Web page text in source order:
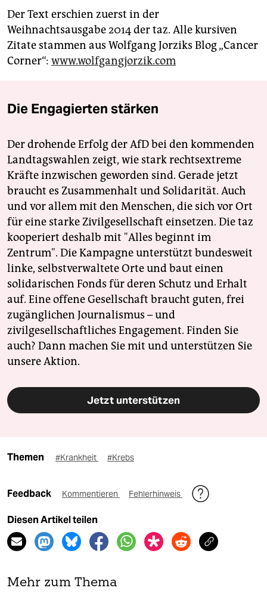
Der Text erschien zuerst in der
Weihnachtsausgabe 2014 der taz. Alle kursiven
Zitate stammen aus Wolfgang Jorziks Blog „Cancer
Corner“: www.wolfgangjorzik.com
Die Engagierten stärken
Der drohende Erfolg der AfD bei den kommenden
Landtagswahlen zeigt, wie stark rechtsextreme
Kräfte inzwischen geworden sind. Gerade jetzt
braucht es Zusammenhalt und Solidarität. Auch
und vor allem mit den Menschen, die sich vor Ort
für eine starke Zivilgesellschaft einsetzen. Die taz
kooperiert deshalb mit "Alles beginnt im
Zentrum". Die Kampagne unterstützt bundesweit
linke, selbstverwaltete Orte und baut einen
solidarischen Fonds für deren Schutz und Erhalt
auf. Eine offene Gesellschaft braucht guten, frei
zugänglichen Journalismus – und
zivilgesellschaftliches Engagement. Finden Sie
auch? Dann machen Sie mit und unterstützen Sie
unsere Aktion.
Jetzt unterstützen
Themen #Krankheit #Krebs
Feedback Kommentieren Fehlerhinweis
Diesen Artikel teilen
Mehr zum Thema